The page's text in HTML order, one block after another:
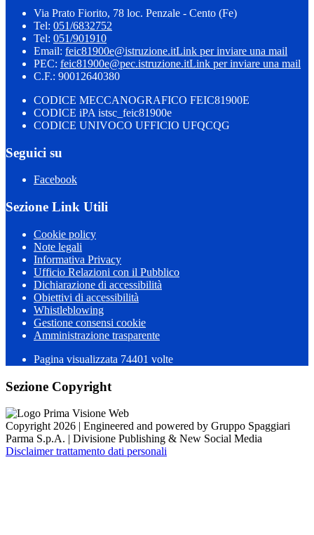
Via Prato Fiorito, 78 loc. Penzale - Cento (Fe)
Tel: 051/6832752
Tel: 051/901910
Email: feic81900e@istruzione.itLink per inviare una mail
PEC: feic81900e@pec.istruzione.itLink per inviare una mail
C.F.: 90012640380
CODICE MECCANOGRAFICO FEIC81900E
CODICE iPA istsc_feic81900e
CODICE UNIVOCO UFFICIO UFQCQG
Seguici su
Facebook
Sezione Link Utili
Cookie policy
Note legali
Informativa Privacy
Ufficio Relazioni con il Pubblico
Dichiarazione di accessibilità
Obiettivi di accessibilità
Whistleblowing
Gestione consensi cookie
Amministrazione trasparente
Pagina visualizzata 74401 volte
Sezione Copyright
Copyright 2026 | Engineered and powered by Gruppo Spaggiari
Parma S.p.A. | Divisione Publishing & New Social Media
Disclaimer trattamento dati personali